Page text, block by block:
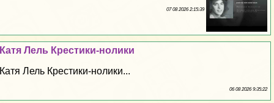
07 08 2026 2:15:39
Катя Лель Крестики-нолики
Катя Лель Крестики-нолики...
06 08 2026 9:35:22